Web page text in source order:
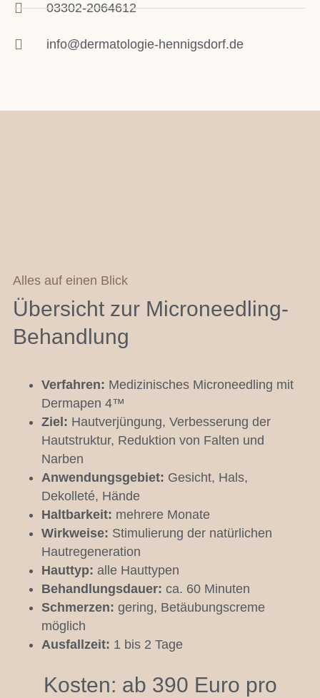
03302-2064612
info@dermatologie-hennigsdorf.de
Alles auf einen Blick
Übersicht zur Microneedling-
Behandlung
Verfahren: Medizinisches Microneedling mit
Dermapen 4™
Ziel: Hautverjüngung, Verbesserung der
Hautstruktur, Reduktion von Falten und
Narben
Anwendungsgebiet: Gesicht, Hals,
Dekolleté, Hände
Haltbarkeit: mehrere Monate
Wirkweise: Stimulierung der natürlichen
Hautregeneration
Hauttyp: alle Hauttypen
Behandlungsdauer: ca. 60 Minuten
Schmerzen: gering, Betäubungscreme
möglich
Ausfallzeit: 1 bis 2 Tage
Kosten: ab 390 Euro pro